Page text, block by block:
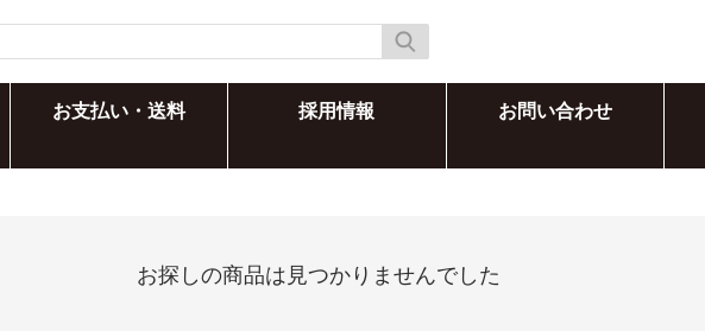
お支払い・送料 採用情報 お問い合わせ
お探しの商品は見つかりませんでした